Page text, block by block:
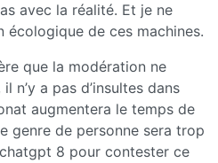
avec la réalité. Et je ne
écologique de ces machines.
que la modération ne
n’y a pas d’insultes dans
augmentera le temps de
genre de personne sera trop
8 pour contester ce